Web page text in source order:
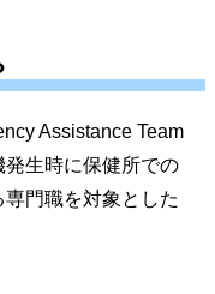
Assistance Team
生時に保健所での
門職を対象とした